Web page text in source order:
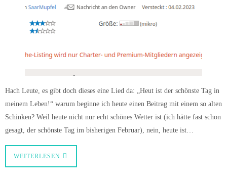
Hach Leute, es gibt doch dieses eine Lied da: „Heut ist der schönste Tag in
meinem Leben!“ warum beginne ich heute einen Beitrag mit einem so alten
Schinken? Weil heute nicht nur echt schönes Wetter ist (ich hätte fast schon
gesagt, der schönste Tag im bisherigen Februar), nein, heute ist…
WEITERLESEN